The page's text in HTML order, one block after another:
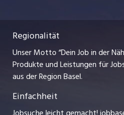
Lehrstellen
Ferienjobs
Management / Kader-Jobs
Impressum
Stellenmeldepflicht
Bewerber-Cockpit
myjob.ch
jobzüri.ch
ajourjob.ch
Regionalität
Unser Motto “Dein Job in der
Produkte und Leistungen für
aus der Region Basel.
Einfachheit